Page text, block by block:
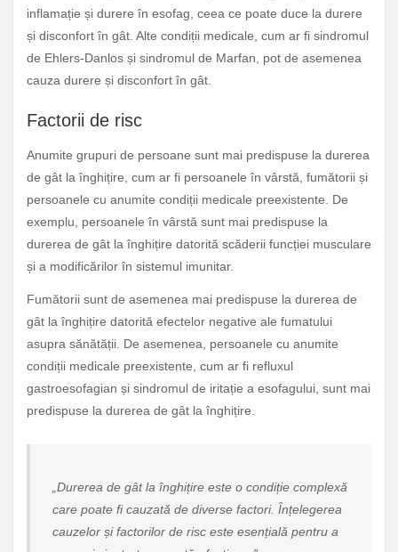
inflamație și durere în esofag, ceea ce poate duce la durere
și disconfort în gât. Alte condiții medicale, cum ar fi sindromul
de Ehlers-Danlos și sindromul de Marfan, pot de asemenea
cauza durere și disconfort în gât.
Factorii de risc
Anumite grupuri de persoane sunt mai predispuse la durerea
de gât la înghițire, cum ar fi persoanele în vârstă, fumătorii și
persoanele cu anumite condiții medicale preexistente. De
exemplu, persoanele în vârstă sunt mai predispuse la
durerea de gât la înghițire datorită scăderii funcției musculare
și a modificărilor în sistemul imunitar.
Fumătorii sunt de asemenea mai predispuse la durerea de
gât la înghițire datorită efectelor negative ale fumatului
asupra sănătății. De asemenea, persoanele cu anumite
condiții medicale preexistente, cum ar fi refluxul
gastroesofagian și sindromul de iritație a esofagului, sunt mai
predispuse la durerea de gât la înghițire.
„Durerea de gât la înghițire este o condiție complexă
care poate fi cauzată de diverse factori. Înțelegerea
cauzelor și factorilor de risc este esențială pentru a